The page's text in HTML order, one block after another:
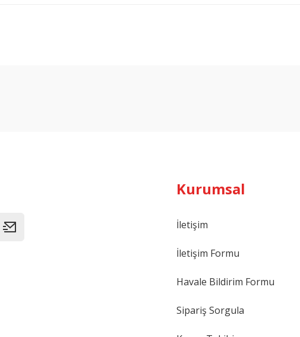
Kurumsal
İletişim
İletişim Formu
Havale Bildirim Formu
Sipariş Sorgula